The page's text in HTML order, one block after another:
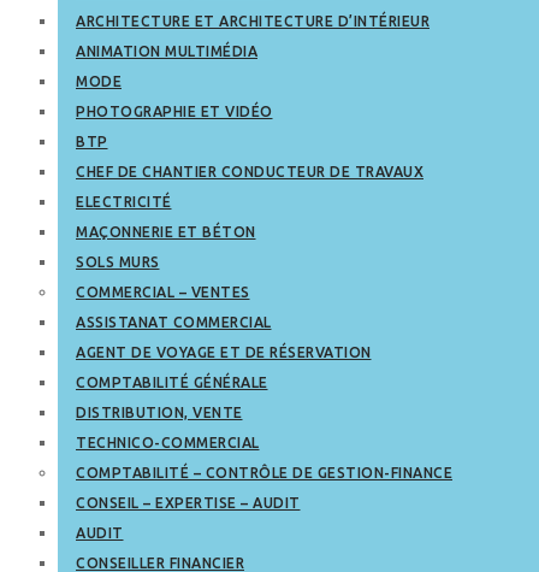
ARCHITECTURE ET ARCHITECTURE D’INTÉRIEUR
ANIMATION MULTIMÉDIA
MODE
PHOTOGRAPHIE ET VIDÉO
BTP
CHEF DE CHANTIER CONDUCTEUR DE TRAVAUX
ELECTRICITÉ
MAÇONNERIE ET BÉTON
SOLS MURS
COMMERCIAL – VENTES
ASSISTANAT COMMERCIAL
AGENT DE VOYAGE ET DE RÉSERVATION
COMPTABILITÉ GÉNÉRALE
DISTRIBUTION, VENTE
TECHNICO-COMMERCIAL
COMPTABILITÉ – CONTRÔLE DE GESTION-FINANCE
CONSEIL – EXPERTISE – AUDIT
AUDIT
CONSEILLER FINANCIER